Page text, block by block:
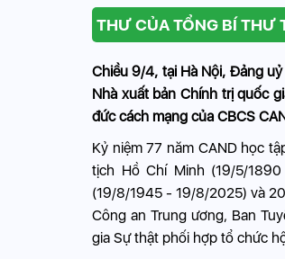
THƯ CỦA TỔNG BÍ THƯ
Chiều 9/4, tại Hà Nội, Đảng
Nhà xuất bản Chính trị quốc
đức cách mạng của CBCS
Kỷ niệm 77 năm CAND học
tịch Hồ Chí Minh (19/5/
(19/8/1945 - 19/8/2025) và
Công an Trung ương, Ban
gia Sự thật phối hợp tổ chức